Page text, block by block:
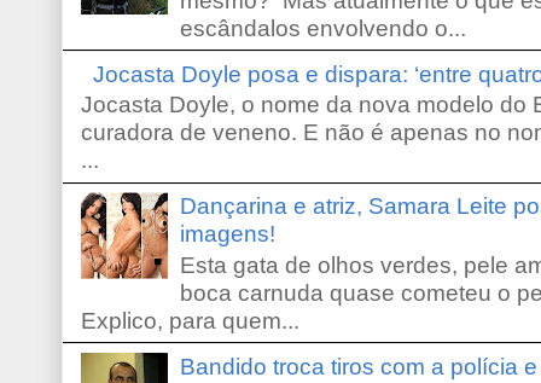
escândalos envolvendo o...
Jocasta Doyle posa e dispara: ‘entre
Jocasta Doyle, o nome da nova modelo do
curadora de veneno. E não é apenas no
...
Dançarina e atriz, Samara Leite
imagens!
Esta gata de olhos verdes, pele
boca carnuda quase cometeu o
Explico, para quem...
Bandido troca tiros com a polícia